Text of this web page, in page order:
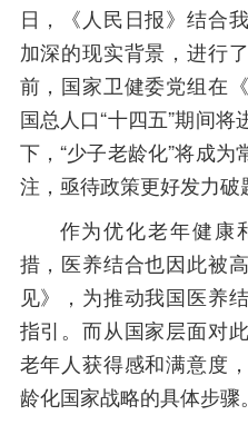
日，《人民日报》结合
加深的现实背景，进行
前，国家卫健委党组在
国总人口“十四五”期间
下，“少子老龄化”将成
注，亟待政策更好发力破
作为优化老年健康
措，医养结合也因此被
见》，为推动我国医养
指引。而从国家层面对
老年人获得感和满意度
龄化国家战略的具体步骤。